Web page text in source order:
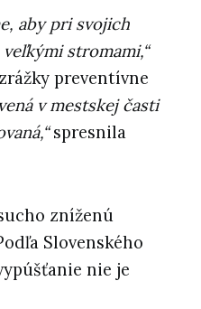
aby pri svojich
stromami,“
preventívne
v mestskej časti
spresnila
zníženú
Slovenského
nie je